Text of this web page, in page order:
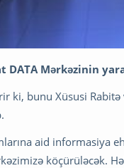
DATA Mərkəzinin
ki, bunu Xüsusi
aid informasiya
köçürüləcək.